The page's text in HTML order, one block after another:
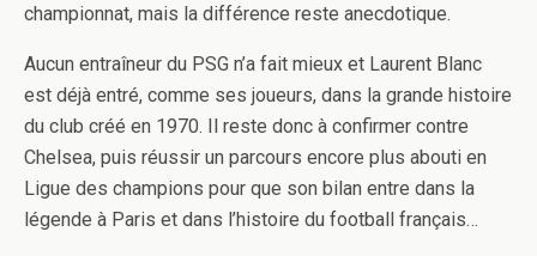
championnat, mais la différence reste anecdotique.
Aucun entraîneur du PSG n’a fait mieux et Laurent Blanc
est déjà entré, comme ses joueurs, dans la grande histoire
du club créé en 1970. Il reste donc à confirmer contre
Chelsea, puis réussir un parcours encore plus abouti en
Ligue des champions pour que son bilan entre dans la
légende à Paris et dans l’histoire du football français…